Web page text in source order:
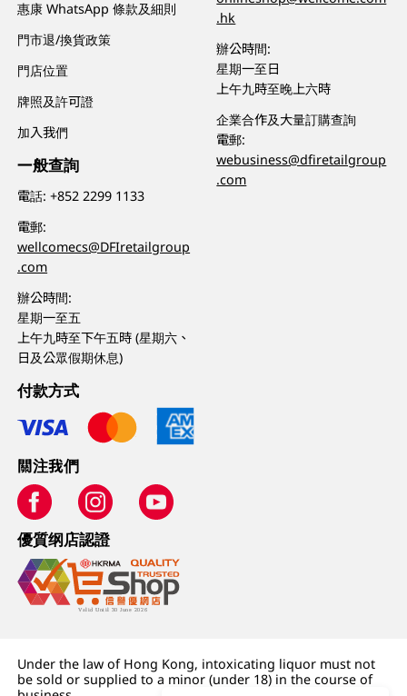
惠康 WhatsApp 條款及細則
門市退/換貨政策
門店位置
牌照及許可證
加入我們
一般查詢
電話:+852 2299 1133
電郵:
wellcomecs@DFIretailgroup
.com
辦公時間:
星期一至五
上午九時至下午五時 (星期六、
日及公眾假期休息)
.hk
辦公時間:
星期一至日
上午九時至晚上六時
企業合作及大量訂購查詢
電郵:
webusiness@dfiretailgroup
.com
付款方式
關注我們
優質纲店認證
Under the law of Hong Kong, intoxicating liquor must not
be sold or supplied to a minor (under 18) in the course of